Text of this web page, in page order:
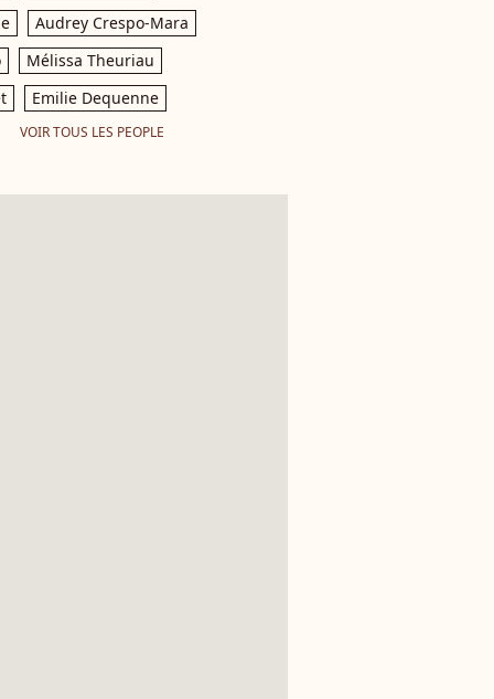
Audrey Crespo-Mara
Mélissa Theuriau
Emilie Dequenne
VOIR TOUS LES PEOPLE